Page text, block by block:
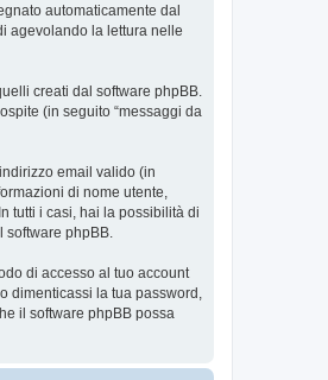
automaticamente dal
agevolando la lettura nelle
creati dal software phpBB.
(in seguito “messaggi da
email valido (in
di nome utente,
tutti i casi, hai la possibilità di
phpBB.
di accesso al tuo account
dimenticassi la tua password,
il software phpBB possa